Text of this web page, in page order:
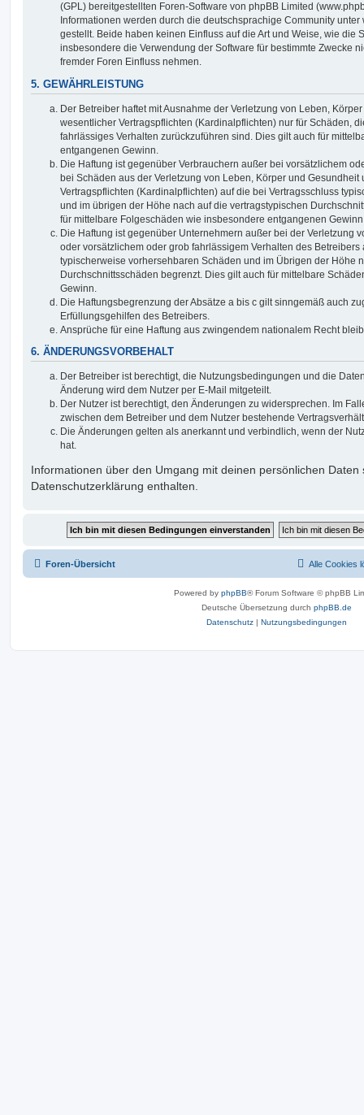
(GPL) bereitgestellten Foren-Software von phpBB Limited
Informationen werden durch die deutschsprachige Community
gestellt. Beide haben keinen Einfluss auf die Art und Weise, wie die
insbesondere die Verwendung der Software für bestimmte Zwecke
fremder Foren Einfluss nehmen.
5. GEWÄHRLEISTUNG
Der Betreiber haftet mit Ausnahme der Verletzung von Leben,
wesentlicher Vertragspflichten (Kardinalpflichten) nur für Schäden,
fahrlässiges Verhalten zurückzuführen sind. Dies gilt auch für
entgangenen Gewinn.
Die Haftung ist gegenüber Verbrauchern außer bei vorsätzlichem
bei Schäden aus der Verletzung von Leben, Körper und
Vertragspflichten (Kardinalpflichten) auf die bei Vertragsschluss
und im übrigen der Höhe nach auf die vertragstypischen
für mittelbare Folgeschäden wie insbesondere entgangenen
Die Haftung ist gegenüber Unternehmern außer bei der Verletzung
oder vorsätzlichem oder grob fahrlässigem Verhalten des Betreibers
typischerweise vorhersehbaren Schäden und im Übrigen der Höhe
Durchschnittsschäden begrenzt. Dies gilt auch für mittelbare
Gewinn.
Die Haftungsbegrenzung der Absätze a bis c gilt sinngemäß auch
Erfüllungsgehilfen des Betreibers.
Ansprüche für eine Haftung aus zwingendem nationalem Recht
6. ÄNDERUNGSVORBEHALT
Der Betreiber ist berechtigt, die Nutzungsbedingungen und die
Änderung wird dem Nutzer per E-Mail mitgeteilt.
Der Nutzer ist berechtigt, den Änderungen zu widersprechen. Im
zwischen dem Betreiber und dem Nutzer bestehende
Die Änderungen gelten als anerkannt und verbindlich, wenn der
hat.
Informationen über den Umgang mit deinen persönlichen Daten
Datenschutzerklärung enthalten.
Foren-Übersicht Alle Cookies
Powered by phpBB® Forum Software © phpBB
Deutsche Übersetzung durch phpBB.de
Datenschutz | Nutzungsbedingungen